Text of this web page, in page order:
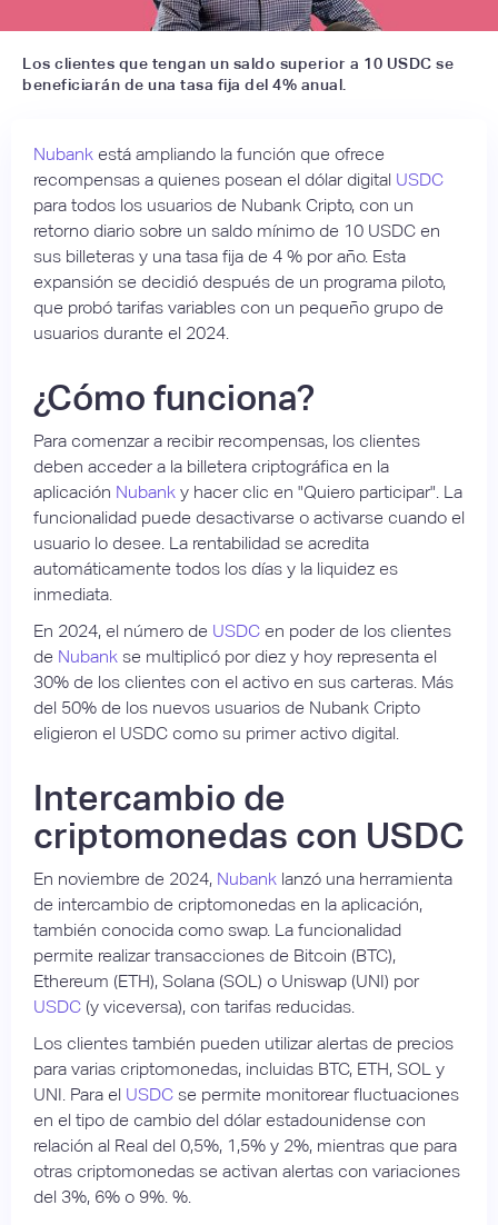
Los clientes que tengan un saldo superior a 10 USDC se
beneficiarán de una tasa fija del 4% anual.
Nubank está ampliando la función que ofrece
recompensas a quienes posean el dólar digital USDC
para todos los usuarios de Nubank Cripto, con un
retorno diario sobre un saldo mínimo de 10 USDC en
sus billeteras y una tasa fija de 4 % por año. Esta
expansión se decidió después de un programa piloto,
que probó tarifas variables con un pequeño grupo de
usuarios durante el 2024.
¿Cómo funciona?
Para comenzar a recibir recompensas, los clientes
deben acceder a la billetera criptográfica en la
aplicación Nubank y hacer clic en "Quiero participar". La
funcionalidad puede desactivarse o activarse cuando el
usuario lo desee. La rentabilidad se acredita
automáticamente todos los días y la liquidez es
inmediata.
En 2024, el número de USDC en poder de los clientes
de Nubank se multiplicó por diez y hoy representa el
30% de los clientes con el activo en sus carteras. Más
del 50% de los nuevos usuarios de Nubank Cripto
eligieron el USDC como su primer activo digital.
Intercambio de
criptomonedas con USDC
En noviembre de 2024, Nubank lanzó una herramienta
de intercambio de criptomonedas en la aplicación,
también conocida como swap. La funcionalidad
permite realizar transacciones de Bitcoin (BTC),
Ethereum (ETH), Solana (SOL) o Uniswap (UNI) por
USDC (y viceversa), con tarifas reducidas.
Los clientes también pueden utilizar alertas de precios
para varias criptomonedas, incluidas BTC, ETH, SOL y
UNI. Para el USDC se permite monitorear fluctuaciones
en el tipo de cambio del dólar estadounidense con
relación al Real del 0,5%, 1,5% y 2%, mientras que para
otras criptomonedas se activan alertas con variaciones
del 3%, 6% o 9%. %.